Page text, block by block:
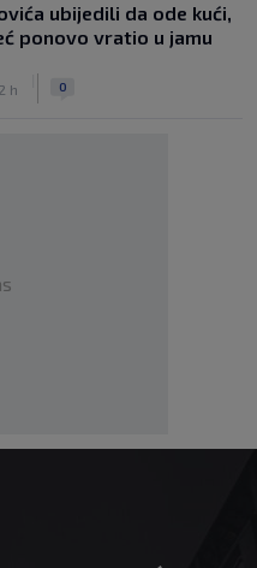
ubijedili da ode kući,
ponovo vratio u jamu
h 0